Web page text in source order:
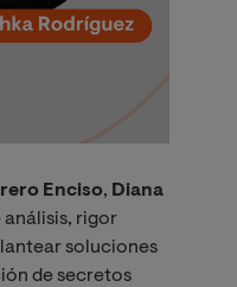
Enciso, Diana
rigor
soluciones
de secretos